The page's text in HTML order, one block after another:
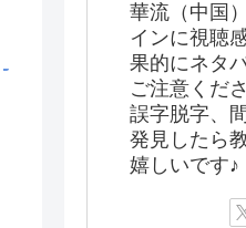
華流（中国
インに視聴
果的にネタ
ご注意くだ
誤字脱字、
発見したら
嬉しいです♪